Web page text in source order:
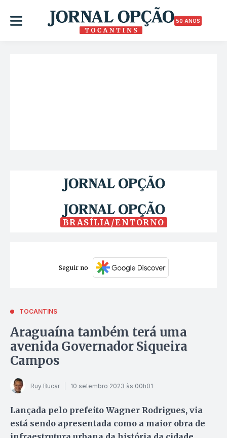
50 ANOS
BRASÍLIA/ENTORNO
Seguir no
TOCANTINS
Araguaína também terá uma
avenida Governador Siqueira
Campos
Ruy Bucar 10 setembro 2023 às 00h01
Lançada pelo prefeito Wagner Rodrigues, via
está sendo apresentada como a maior obra de